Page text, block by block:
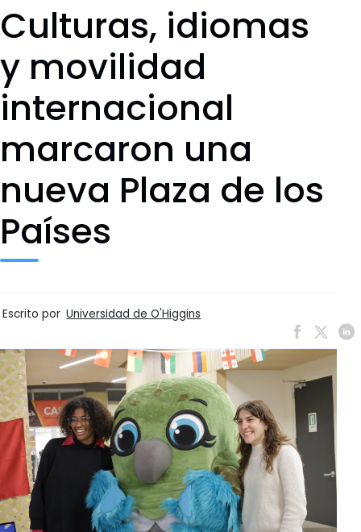
Culturas, idiomas
y movilidad
internacional
marcaron una
nueva Plaza de los
Países
Escrito por Universidad de O'Higgins